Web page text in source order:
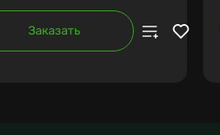
Заказать